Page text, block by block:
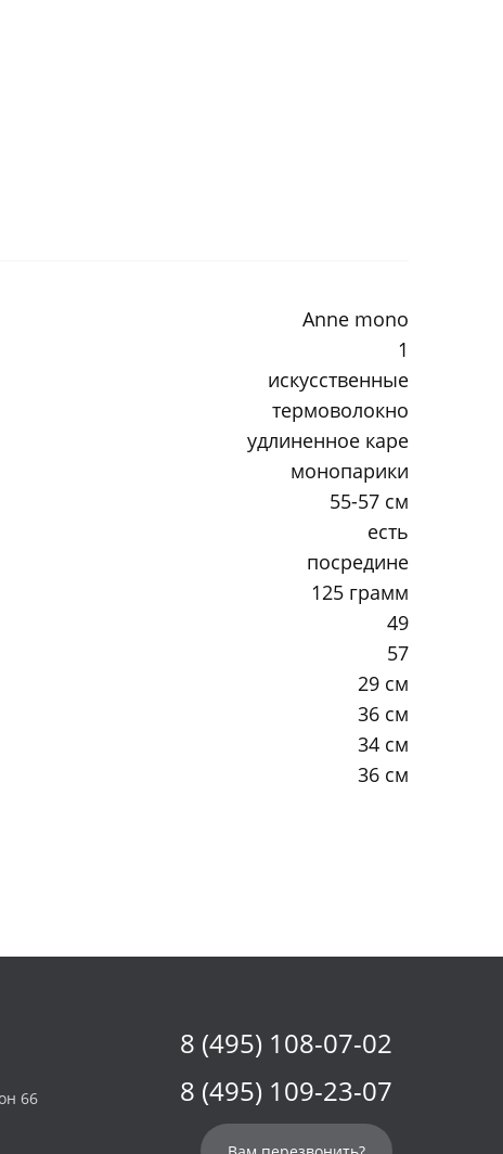
Anne mono
1
искусственные
термоволокно
удлиненное каре
монопарики
55-57 см
есть
посредине
125 грамм
49
57
29 см
36 см
34 см
36 см
66
8 (495) 108-07-02
8 (495) 109-23-07